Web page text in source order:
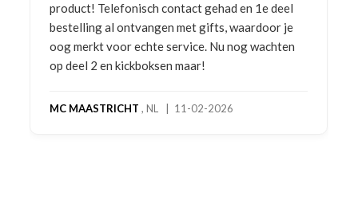
product! Telefonisch contact gehad en 1e deel
bestelling al ontvangen met gifts, waardoor je
oog merkt voor echte service. Nu nog wachten
op deel 2 en kickboksen maar!
MC MAASTRICHT , NL | 11-02-2026